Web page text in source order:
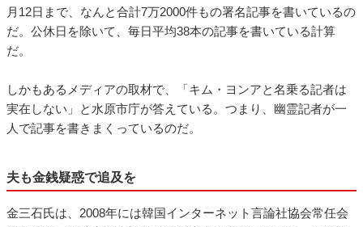
月12日まで、なんと合計7万2000件もの署名記事を書いているの
だ。公休日を除いて、毎日平均38本の記事を書いている計算
だ。
しかもあるメディアの取材で、「キム・ヨンアと名乗る記者は
実在しない」と水原市庁が答えている。つまり、幽霊記者が一
人で記事を書きまくっているのだ。
夫も金銭疑惑で追及を
金三石氏は、2008年には韓国インターネット言論社協会常任会